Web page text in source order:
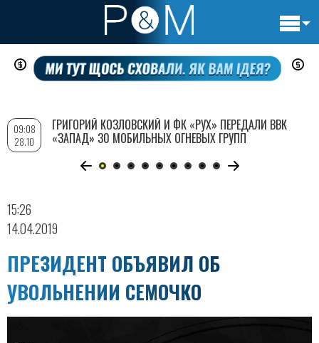
Перейти
содержанию
15:26
14.04.2019
ПРЕЗИДЕНТ ОБЪЯВИЛ ОБ
УВОЛЬНЕНИИ СЕМОЧКО
09:08
28.10
ГРИГОРИЙ КОЗЛОВСКИЙ И ФК «РУХ» ПЕРЕДАЛИ ВВК
«ЗАПАД» 30 МОБИЛЬНЫХ ОГНЕВЫХ ГРУПП